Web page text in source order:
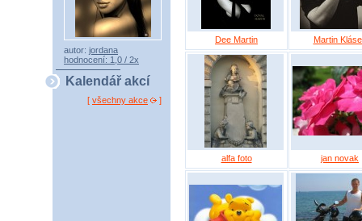
autor: jordana
hodnocení: 1,0 / 2x
Kalendář akcí
[ všechny akce ]
Dee Martin Martin
alfa foto jan novak